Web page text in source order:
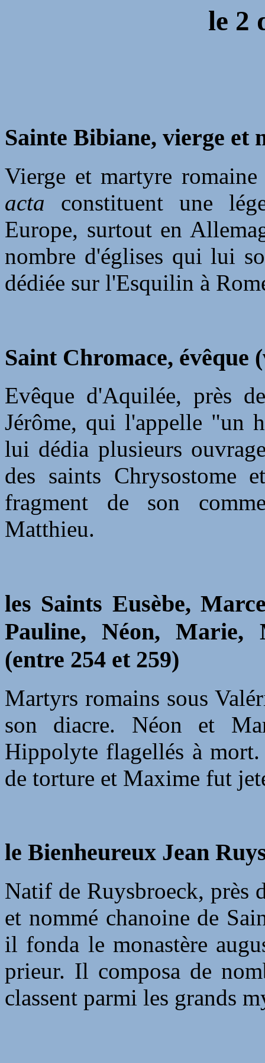
le 2
Sainte Bibiane, vierge et
Vierge et martyre
acta constituent une
Europe, surtout en
nombre d'églises qui lui
dédiée sur l'Esquilin à
Saint Chromace, évêque
Evêque d'Aquilée, près
Jérôme, qui l'appelle "un
lui dédia plusieurs
des saints Chrysostome
fragment de son
Matthieu.
les Saints Eusèbe,
Pauline, Néon,
(entre 254 et 259)
Martyrs romains sous
son diacre. Néon et
Hippolyte flagellés à
de torture et Maxime fut
le Bienheureux Jean
Natif de Ruysbroeck, près
et nommé chanoine de
il fonda le monastère
prieur. Il composa de
classent parmi les grands